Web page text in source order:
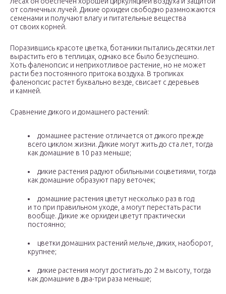
от солнечных лучей. Дикие орхидеи свободно размножаются
семенами и получают влагу и питательные вещества
от своих корней.
Поразившись красоте цветка, ботаники пытались десятки лет
вырастить его в теплицах, однако все было безуспешно.
Хоть фаленопсис и неприхотливое растение, но не может
расти без постоянного притока воздуха. В тропиках
фаленопсис растет буквально везде, свисает с деревьев
и камней.
Сравнение дикого и домашнего растений:
домашнее растение отличается от дикого прежде
всего циклом жизни. Дикие могут жить до ста лет, тогда
как домашние в 10 раз меньше;
дикие растения радуют обильными соцветиями, тогда
как домашние образуют пару веточек;
домашние растения цветут несколько раз в год
и то при правильном уходе, а могут перестать расти
вообще. Дикие же орхидеи цветут практически
постоянно;
цветки домашних растений мельче, диких, наоборот,
крупнее;
дикие растения могут достигать до 2 м высоту, тогда
как домашние в два-три раза меньше;